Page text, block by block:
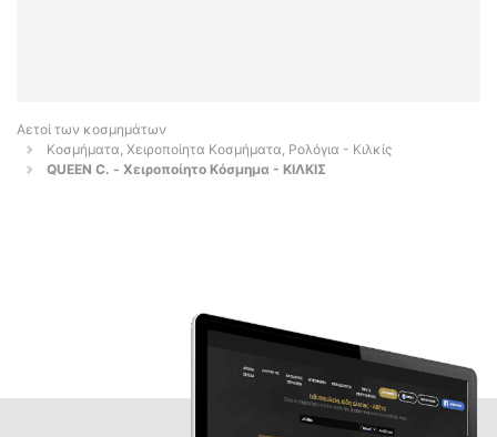
Αετοί των κοσμημάτων
Κοσμήματα, Χειροποίητα Κοσμήματα, Ρολόγια - Κιλκίς
QUEEN C. - Χειροποίητο Κόσμημα - ΚΙΛΚΙΣ